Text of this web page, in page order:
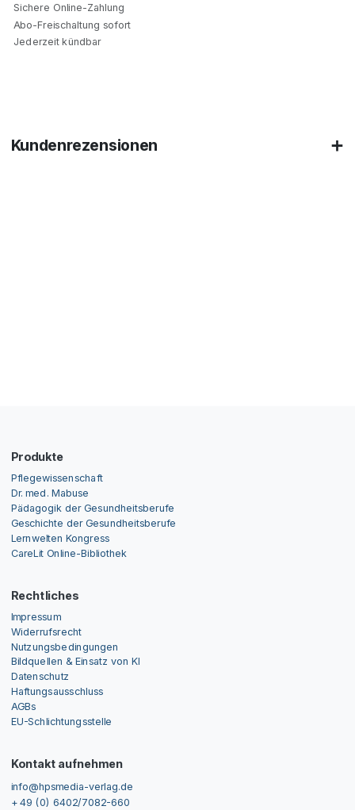
Sichere Online-Zahlung
Abo-Freischaltung sofort
Jederzeit kündbar
Kundenrezensionen
Produkte
Pflegewissenschaft
Dr. med. Mabuse
Pädagogik der Gesundheitsberufe
Geschichte der Gesundheitsberufe
Lernwelten Kongress
CareLit Online-Bibliothek
Rechtliches
Impressum
Widerrufsrecht
Nutzungsbedingungen
Bildquellen & Einsatz von KI
Datenschutz
Haftungsausschluss
AGBs
EU-Schlichtungsstelle
Kontakt aufnehmen
info@hpsmedia-verlag.de
+ 49 (0) 6402/7082-660